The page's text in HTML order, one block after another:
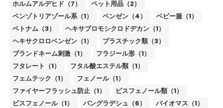
ホルムアルデヒド（7）
ペット用品（2）
ベンゾトリアゾール系（1）
ベンゼン（4）
ベビー服（1）
ベトナム（3）
ヘキサブロモシクロドデカン（1）
ヘキサクロロベンゼン（1）
プラスチック類（3）
ブランドネーム刺激（1）
フラジール形（1）
フタレート（1）
フタル酸エステル類（1）
フェムテック（1）
フェノール（1）
ファイヤーフラッシュ防止（1）
ビスフェノール類（1）
ビスフェノール（1）
バングラデシュ（6） バイオマス（1）